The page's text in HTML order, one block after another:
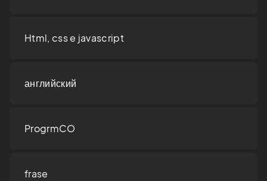
Html, css e javascript
английский
ProgrmCO
frase